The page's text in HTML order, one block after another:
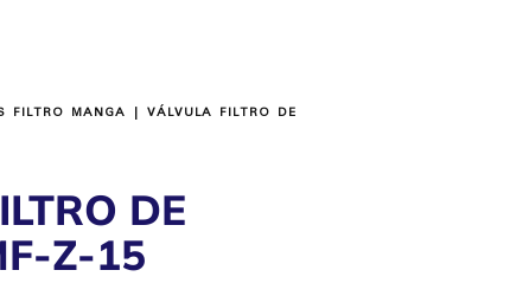
FILTRO MANGA | VÁLVULA FILTRO DE
DE
Z-15